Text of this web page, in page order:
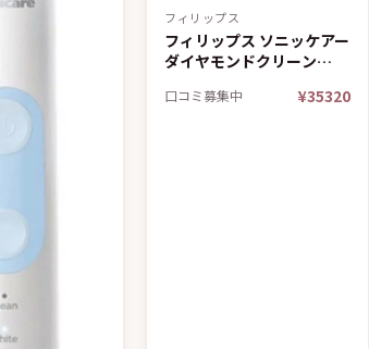
フィリップス
フィリップス ソニッケアー
ダイヤモンドクリーン
口コミ募集中 ¥35320